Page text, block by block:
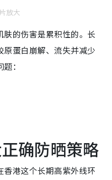
放大
肤的伤害是累积性的。长
蛋白崩解、流失并减少
：
确防晒策略
港这个长期高紫外线环